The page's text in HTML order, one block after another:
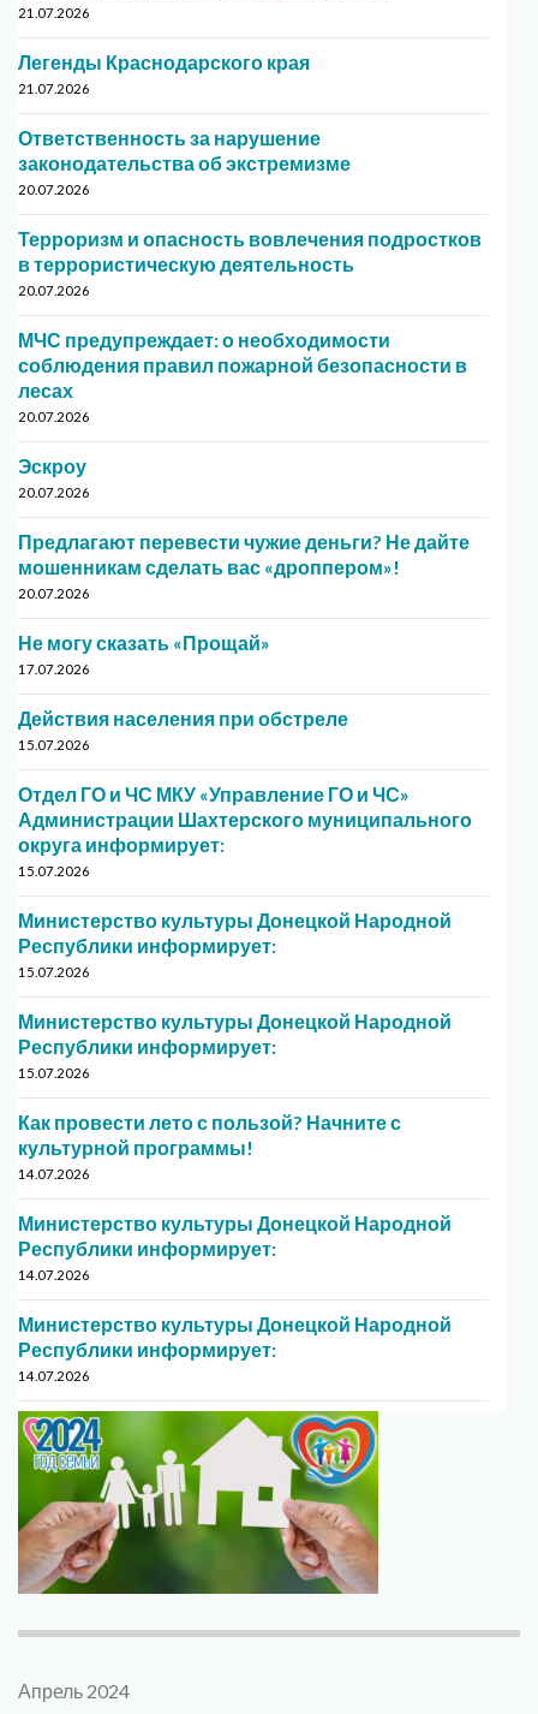
21.07.2026
Легенды Краснодарского края
21.07.2026
Ответственность за нарушение
законодательства об экстремизме
20.07.2026
Терроризм и опасность вовлечения подростков
в террористическую деятельность
20.07.2026
МЧС предупреждает: о необходимости
соблюдения правил пожарной безопасности в
лесах
20.07.2026
Эскроу
20.07.2026
Предлагают перевести чужие деньги? Не дайте
мошенникам сделать вас «дроппером»!
20.07.2026
Не могу сказать «Прощай»
17.07.2026
Действия населения при обстреле
15.07.2026
Отдел ГО и ЧС МКУ «Управление ГО и ЧС»
Администрации Шахтерского муниципального
округа информирует:
15.07.2026
Министерство культуры Донецкой Народной
Республики информирует:
15.07.2026
Министерство культуры Донецкой Народной
Республики информирует:
15.07.2026
Как провести лето с пользой? Начните с
культурной программы!
14.07.2026
Министерство культуры Донецкой Народной
Республики информирует:
14.07.2026
Министерство культуры Донецкой Народной
Республики информирует:
14.07.2026
Апрель 2024